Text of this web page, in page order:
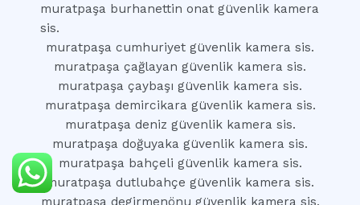
muratpaşa burhanettin onat güvenlik kamera
sis.
muratpaşa cumhuriyet güvenlik kamera sis.
muratpaşa çağlayan güvenlik kamera sis.
muratpaşa çaybaşı güvenlik kamera sis.
muratpaşa demircikara güvenlik kamera sis.
muratpaşa deniz güvenlik kamera sis.
muratpaşa doğuyaka güvenlik kamera sis.
muratpaşa bahçeli güvenlik kamera sis.
muratpaşa dutlubahçe güvenlik kamera sis.
muratpaşa degirmenönu güvenlik kamera sis.